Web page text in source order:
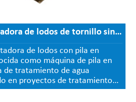
Máquina deshidratadora de lodos de tornillo sinfín
de lodos con pila en
como máquina de pila en
de tratamiento de agua
en proyectos de tratamiento
e industrias